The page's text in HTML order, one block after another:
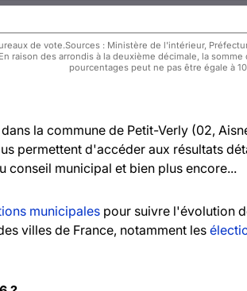
de vote.Sources : Ministère de l'intérieur,
raison des arrondis à la deuxième décimale, la somme
pourcentages peut ne pas être égale à
dans la commune de Petit-Verly (02,
permettent d'accéder aux résultats
conseil municipal et bien plus encore...
municipales pour suivre l'évolution
villes de France, notamment les